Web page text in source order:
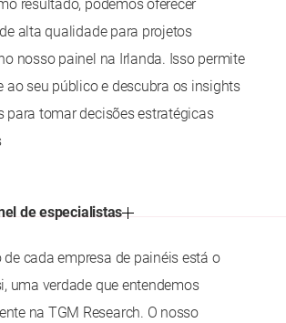
resultado, podemos oferecer
alta qualidade para projetos
nosso painel na Irlanda. Isso permite
ao seu público e descubra os insights
para tomar decisões estratégicas
de especialistas
de cada empresa de painéis está o
uma verdade que entendemos
na TGM Research. O nosso